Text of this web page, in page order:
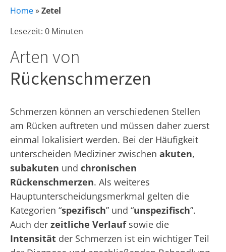
Home»Zetel
Lesezeit: 0 Minuten
Arten von
Rückenschmerzen
Schmerzen können an verschiedenen Stellen
am Rücken auftreten und müssen daher zuerst
einmal lokalisiert werden. Bei der Häufigkeit
unterscheiden Mediziner zwischen akuten,
subakuten und chronischen
Rückenschmerzen. Als weiteres
Hauptunterscheidungsmerkmal gelten die
Kategorien “spezifisch” und “unspezifisch”.
Auch der zeitliche Verlauf sowie die
Intensität der Schmerzen ist ein wichtiger Teil